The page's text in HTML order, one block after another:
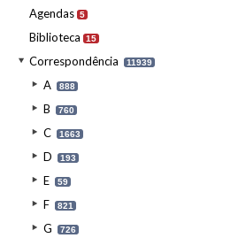
Agendas 5
Biblioteca 15
Correspondência 11939
A 888
B 760
C 1663
D 193
E 59
F 821
G 726